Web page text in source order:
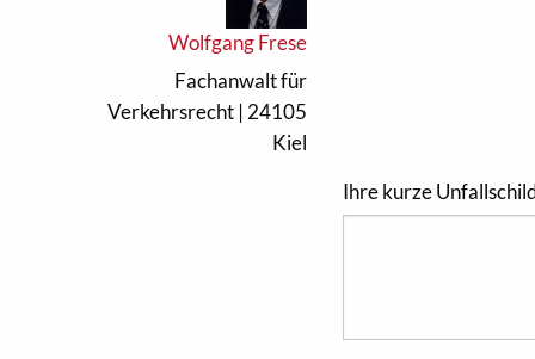
Wolfgang Frese
Fachanwalt für
Verkehrsrecht | 24105
Kiel
Ihre kurze